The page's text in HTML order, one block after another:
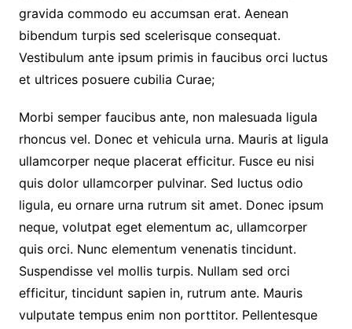
gravida commodo eu accumsan erat. Aenean
bibendum turpis sed scelerisque consequat.
Vestibulum ante ipsum primis in faucibus orci luctus
et ultrices posuere cubilia Curae;
Morbi semper faucibus ante, non malesuada ligula
rhoncus vel. Donec et vehicula urna. Mauris at ligula
ullamcorper neque placerat efficitur. Fusce eu nisi
quis dolor ullamcorper pulvinar. Sed luctus odio
ligula, eu ornare urna rutrum sit amet. Donec ipsum
neque, volutpat eget elementum ac, ullamcorper
quis orci. Nunc elementum venenatis tincidunt.
Suspendisse vel mollis turpis. Nullam sed orci
efficitur, tincidunt sapien in, rutrum ante. Mauris
vulputate tempus enim non porttitor. Pellentesque